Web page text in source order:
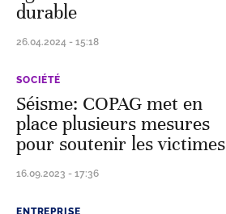
durable
26.04.2024 - 15:18
SOCIÉTÉ
Séisme: COPAG met en
place plusieurs mesures
pour soutenir les victimes
16.09.2023 - 17:36
ENTREPRISE